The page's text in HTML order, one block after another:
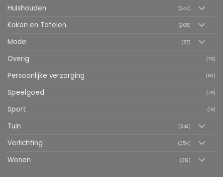
Huishouden (244)
Koken en Tafelen (265)
Mode (57)
Overig (76)
Persoonlijke verzorging (63)
Speelgoed (76)
Sport (18)
Tuin (342)
Verlichting (354)
Wonen (312)